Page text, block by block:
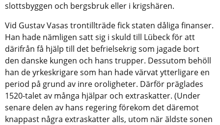
slottsbyggen och bergsbruk eller i krigshären.
Vid Gustav Vasas trontillträde fick staten dåliga finanser.
Han hade nämligen satt sig i skuld till Lübeck för att
därifrån få hjälp till det befrielsekrig som jagade bort
den danske kungen och hans trupper. Dessutom behöll
han de yrkeskrigare som han hade värvat ytterligare en
period på grund av inre oroligheter. Därför präglades
1520-talet av många hjälpar och extraskatter. (Under
senare delen av hans regering förekom det däremot
knappast några extraskatter alls, utom när äldste sonen